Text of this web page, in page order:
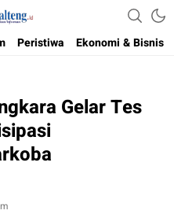
Independent
Peristiwa Ekonomi & Bisnis
Gelar Tes